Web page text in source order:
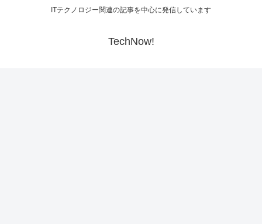
ITテクノロジー関連の記事を中心に発信しています
TechNow!